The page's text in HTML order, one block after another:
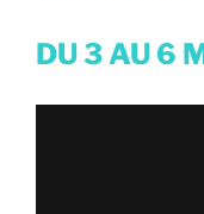
DU 3 AU 6